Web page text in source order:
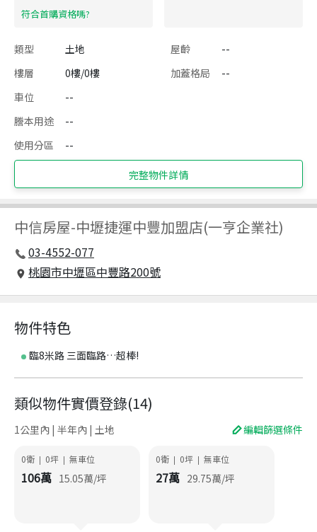
​符合首購資格嗎?
類型 土地 屋齡
--
樓層
0樓/0樓 加蓋格局
--
車位
--
謄本用途
--
使用分區
--
完整物件詳情
中信房屋-中壢捷運中豐加盟店(一亨企業社)
03-4552-077
桃園市中壢區中豐路200號
物件特色
臨8米路 三面臨路…超棒!
類似物件實價登錄(14)
1公里內 | 半年內 | 土地 編輯篩選條件
0衛 | 0坪 | 無車位
106萬 15.05萬/坪
0衛 | 0坪 | 無車位
27萬 29.75萬/坪